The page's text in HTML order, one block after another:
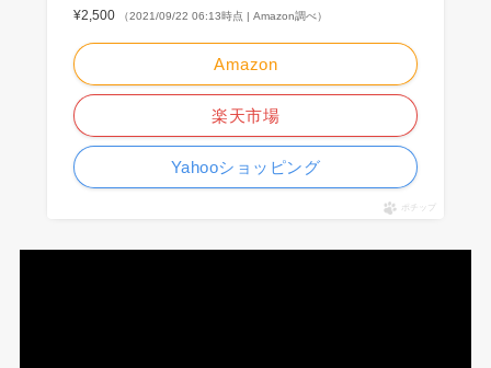
¥2,500
（2021/09/22 06:13時点 | Amazon調べ）
Amazon
楽天市場
Yahooショッピング
ポチップ